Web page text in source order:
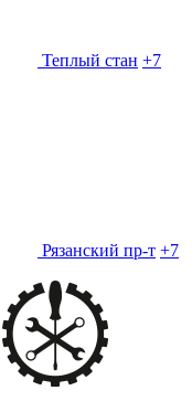
Теплый стан +7
Рязанский пр-т +7